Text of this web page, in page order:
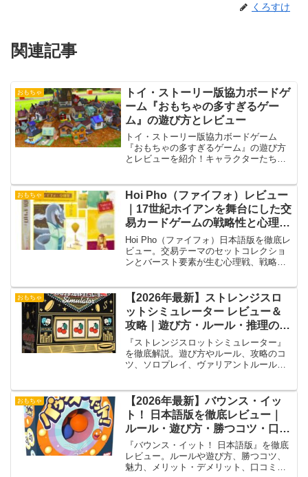
くろすけ
関連記事
おもちゃ
トイ・ストーリー版協力ボードゲ
ーム『おもちゃの多すぎるゲー
ム』の遊び方とレビュー
トイ・ストーリー版協力ボードゲーム
『おもちゃの多すぎるゲーム』の遊び方
とレビューを紹介！キャラクターたちと
おもちゃ
Hoi Pho（ファイフォ）レビュー
｜17世紀ホイアンを舞台にした交
易カードゲームの戦略性と心理戦
を徹底解説【日本語版】
Hoi Pho（ファイフォ）日本語版を徹底レ
ビュー。交易テーマのセットコレクショ
ンとバースト要素が生む心理戦、戦略
おもちゃ
【2026年最新】ストレンジスロ
ットシミュレーター レビュー＆
攻略｜遊び方・ルール・推理のコ
ツを徹底解説
『ストレンジスロットシミュレーター』
を徹底解説。遊び方やルール、攻略のコ
ツ、ソロプレイ、ヴァリアントルール、
す。
おもちゃ
【2026年最新】バウンス・イッ
ト！ 日本語版を徹底レビュー｜
ルール・遊び方・勝つコツ・口コ
ミ・評価まとめ
『バウンス・イット！ 日本語版』を徹底
レビュー。ルールや遊び方、勝つコツ、
魅力、メリット・デメリット、口コミ予